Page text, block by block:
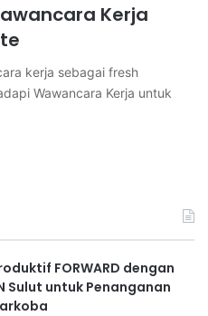
Kerja
kerja sebagai fresh
Wawancara Kerja untuk
FORWARD dengan
Sulut untuk Penanganan